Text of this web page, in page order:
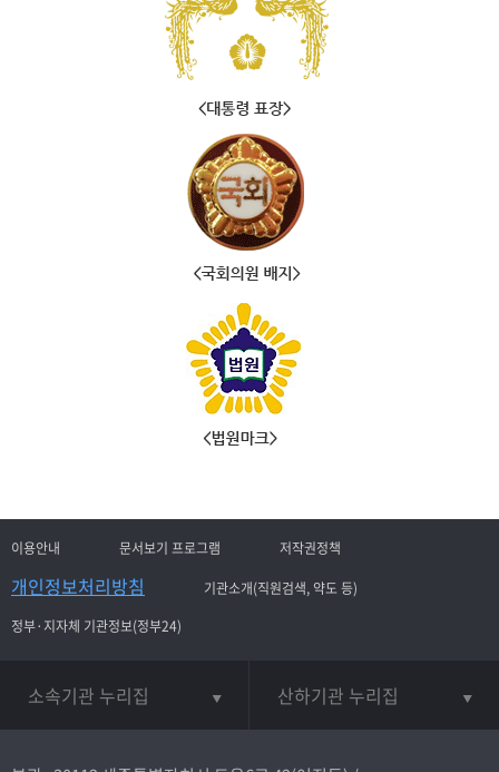
이용안내 문서보기 프로그램 저작권정책
개인정보처리방침
기관소개(직원검색, 약도 등)
정부·지자체 기관정보(정부24)
소속기관 누리집 산하기관 누리집